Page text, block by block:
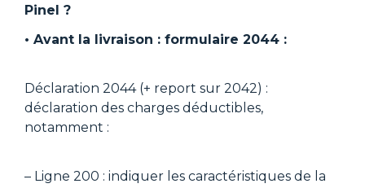
Pinel ?
• Avant la livraison : formulaire 2044 :
Déclaration 2044 (+ report sur 2042) :
déclaration des charges déductibles,
notamment :
– Ligne 200 : indiquer les caractéristiques de la